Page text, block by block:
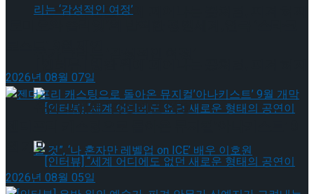
[인터뷰] 빙판 위에 피어나는 꽃처럼, 피겨 허지
유가 그리는 ‘감성적인 여정’
2026년 08월 07일
월 개막
2026년 08월 05일